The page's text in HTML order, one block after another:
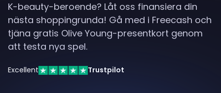
K-beauty-beroende? Låt oss finansiera din
nästa shoppingrunda! Gå med i Freecash och
tjäna gratis Olive Young-presentkort genom
att testa nya spel.
Excellent Trustpilot